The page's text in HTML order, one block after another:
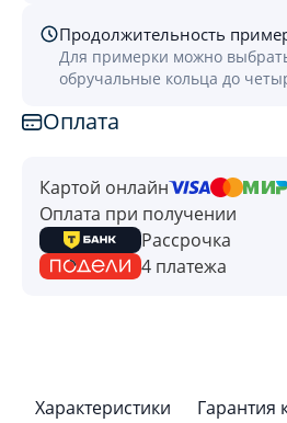
Продолжительность
Для примерки можно
обручальные кольца до
Оплата
Картой онлайн
Оплата при получении
Рассрочка
4 платежа
Характеристики Гарантия